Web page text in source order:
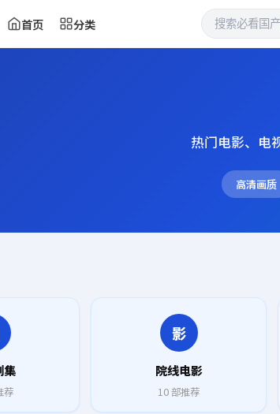
首页 分类
热门电影、电
高清画质
集
荐
影
院线电影
10部推荐